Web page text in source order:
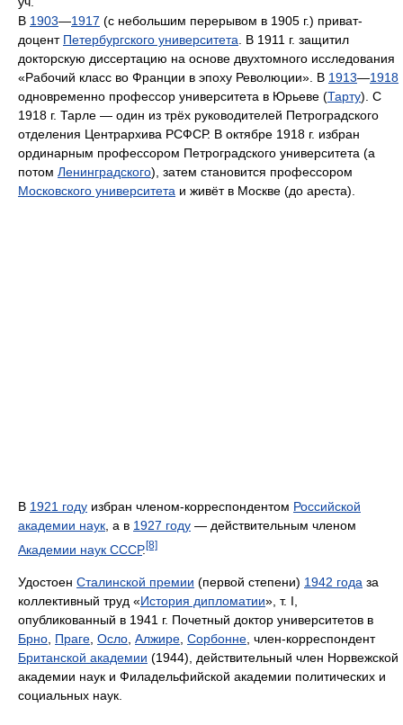
В 1903—1917 (с небольшим перерывом в 1905 г.) приват-
доцент Петербургского университета. В 1911 г. защитил
докторскую диссертацию на основе двухтомного исследования
«Рабочий класс во Франции в эпоху Революции». В 1913—1918
одновременно профессор университета в Юрьеве (Тарту). С
1918 г. Тарле — один из трёх руководителей Петроградского
отделения Центрархива РСФСР. В октябре 1918 г. избран
ординарным профессором Петроградского университета (а
потом Ленинградского), затем становится профессором
Московского университета и живёт в Москве (до ареста).
В 1921 году избран членом-корреспондентом Российской
академии наук, а в 1927 году — действительным членом
Академии наук СССР. [8]
Удостоен Сталинской премии (первой степени) 1942 года за
коллективный труд «История дипломатии», т. I,
опубликованный в 1941 г. Почетный доктор университетов в
Брно Праге Осло Алжире Сорбонне , член-корреспондент
Британской академии (1944), действительный член Норвежской
академии наук и Филадельфийской академии политических и
социальных наук.